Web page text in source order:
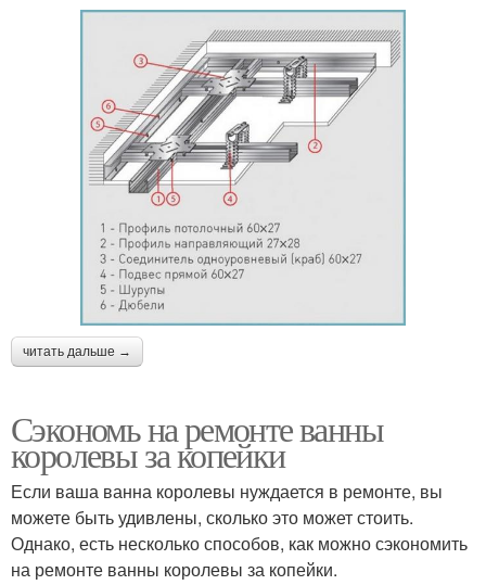
читать дальше →
Сэкономь на ремонте ванны
королевы за копейки
Если ваша ванна королевы нуждается в ремонте, вы
можете быть удивлены, сколько это может стоить.
Однако, есть несколько способов, как можно сэкономить
на ремонте ванны королевы за копейки.